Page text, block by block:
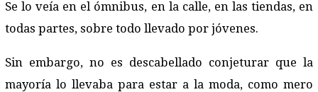
Se lo veía en el ómnibus, en la calle, en las tiendas, en
todas partes, sobre todo llevado por jóvenes.
Sin embargo, no es descabellado conjeturar que la
mayoría lo llevaba para estar a la moda, como mero